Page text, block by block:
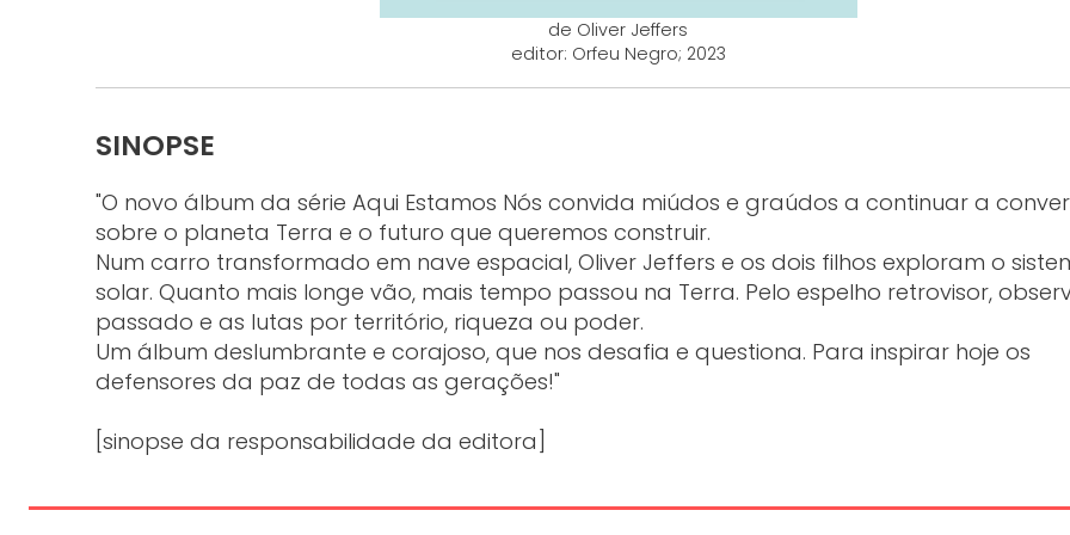
de Oliver Jeffers
editor: Orfeu Negro; 2023
SINOPSE
"O novo álbum da série Aqui Estamos Nós convida miúdos e graúdos a continuar a
sobre o planeta Terra e o futuro que queremos construir.
Num carro transformado em nave espacial, Oliver Jeffers e os dois filhos exploram o
solar. Quanto mais longe vão, mais tempo passou na Terra. Pelo espelho retrovisor,
passado e as lutas por território, riqueza ou poder.
Um álbum deslumbrante e corajoso, que nos desafia e questiona. Para inspirar hoje os
defensores da paz de todas as gerações!"
[sinopse da responsabilidade da editora]